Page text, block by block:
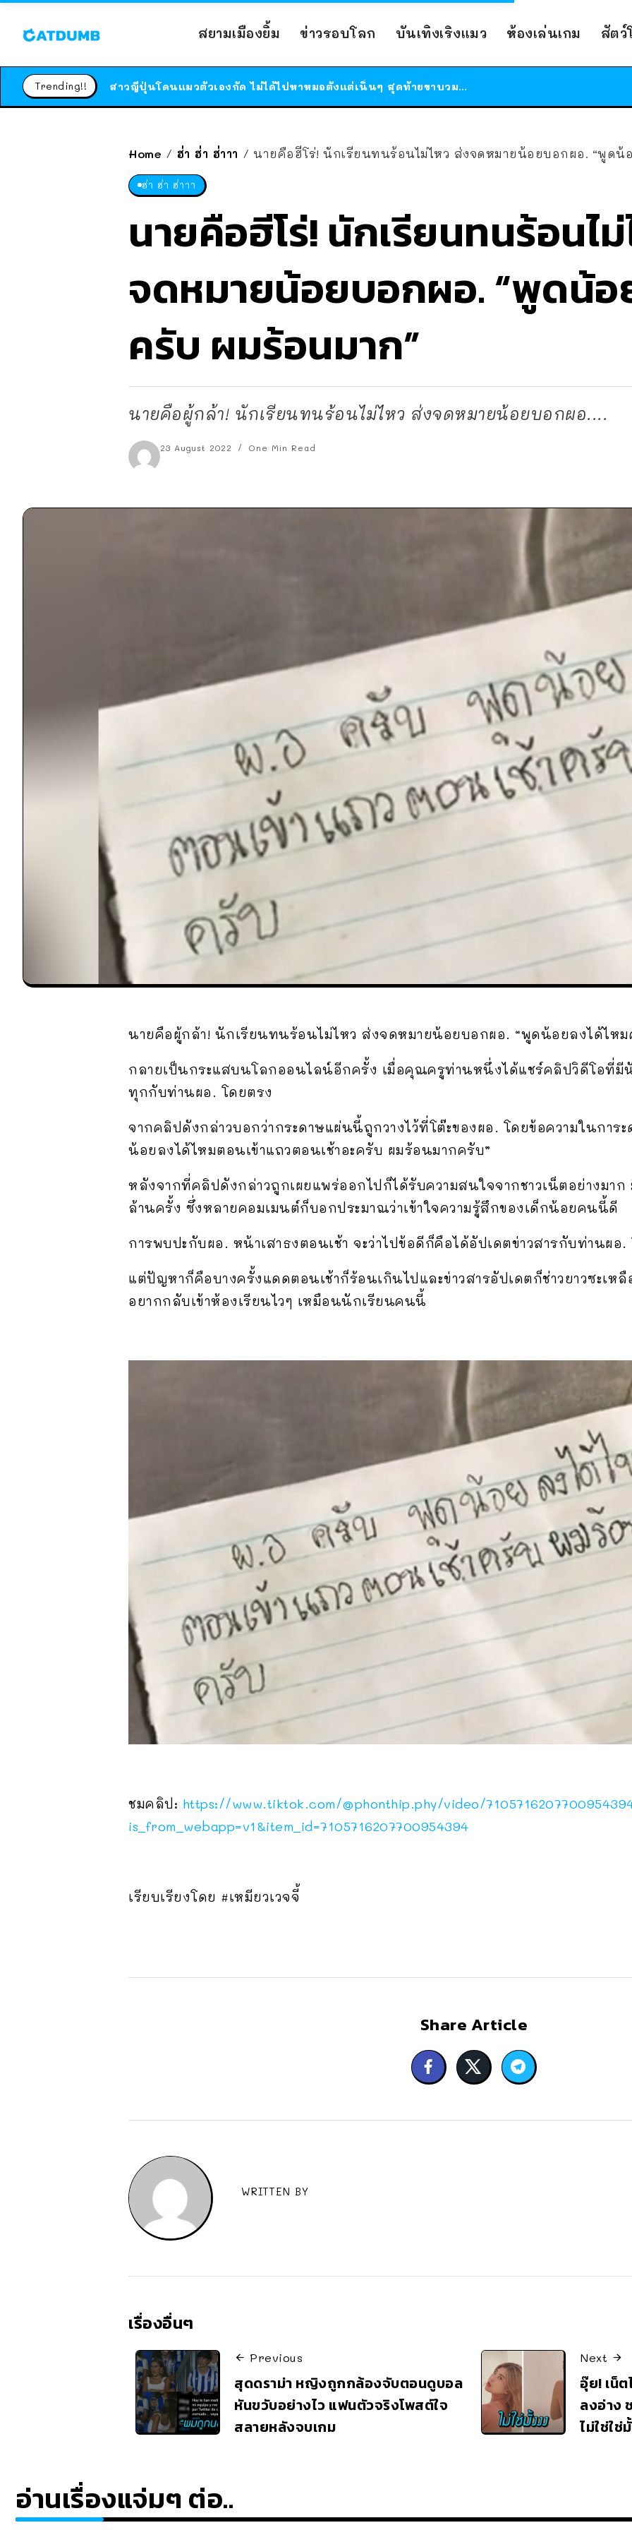
สยามเมืองยิ้ม ข่าวรอบโลก บันเทิงเริงแมว ห้องเล่นเกม สัตว์
Trending!!
ร้านอาหารในนิวยอร์กประกาศปิดตัวลง หลังอยู่มานานกว่า 45 ปี ติดป้ายขอบคุณลูกค้าทุกคน แถมสูตรทำไวท์ซอสให้แบบจัดเต็ม
ได้เวลาเด็กหนวดรวมตัว RF Online Next เปิดให้เล่นแล้ว เกม Sci-Fi MMORPG ระดับตำนาน เล่นได้ทั้งมือถือและ PC
Home / ฮ่า ฮ่า ฮ่าาา / นายคือฮีโร่! นักเรียนทนร้อนไม่ไหว ส่งจดหมายน้อยบอกผอ. “พูดน้
ฮ่า ฮ่า ฮ่าาา
นายคือฮีโร่! นักเรียนทนร้อนไ
จดหมายน้อยบอกผอ. “พูดน้อ
ครับ ผมร้อนมาก”
นายคือผู้กล้า! นักเรียนทนร้อนไม่ไหว ส่งจดหมายน้อยบอกผอ....
23 August 2022 One Min Read
นายคือผู้กล้า! นักเรียนทนร้อนไม่ไหว ส่งจดหมายน้อยบอกผอ. “พูดน้อยลงได้ไหม
กลายเป็นกระแสบนโลกออนไลน์อีกครั้ง เมื่อคุณครูท่านหนึ่งได้แชร์คลิปวิดีโอที่มี
ทุกกับท่านผอ. โดยตรง
จากคลิปดังกล่าวบอกว่ากระดาษแผ่นนี้ถูกวางไว้ที่โต๊ะของผอ. โดยข้อความในการ
น้อยลงได้ไหมตอนเข้าแถวตอนเช้าอะครับ ผมร้อนมากครับ”
หลังจากที่คลิปดังกล่าวถูกเผยแพร่ออกไปก็ได้รับความสนใจจากชาวเน็ตอย่างมาก
ล้านครั้ง ซึ่งหลายคอมเมนต์ก็บอกประมาณว่าเข้าใจความรู้สึกของเด็กน้อยคนนี้ดี
การพบปะกับผอ. หน้าเสาธงตอนเช้า จะว่าไปข้อดีก็คือได้อัปเดตข่าวสารกับท่านผอ.
แต่ปัญหาก็คือบางครั้งแดดตอนเช้าก็ร้อนเกินไปและข่าวสารอัปเดตก็ช่าวยาวซะเ
อยากกลับเข้าห้องเรียนไวๆ เหมือนนักเรียนคนนี้
ชมคลิป: https://www.tiktok.com/@phonthip.phy/video/
is_from_webapp=v1&item_id=7105716207700954394
เรียบเรียงโดย #เหมียวเวจจี้
Share Article
WRITTEN BY
เรื่องอื่นๆ
Previous
สุดดราม่า หญิงถูกกล้องจับตอนดูบอล
หันขวับอย่างไว แฟนตัวจริงโพสต์ใจ
สลายหลังจบเกม
Next
อุ๊ย! เน็
ลงอ่าง
ไม่ใช่ใช่
อ่านเรื่องแจ่มๆ ต่อ..